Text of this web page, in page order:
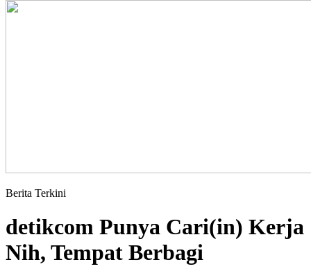
Berita Terkini
detikcom Punya Cari(in) Kerja
Nih, Tempat Berbagi